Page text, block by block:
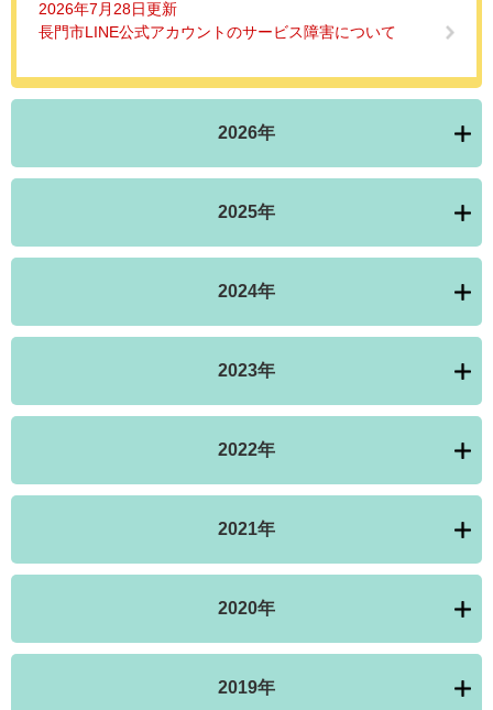
2026年7月28日更新
長門市LINE公式アカウントのサービス障害について
2026年
2025年
2024年
2023年
2022年
2021年
2020年
2019年